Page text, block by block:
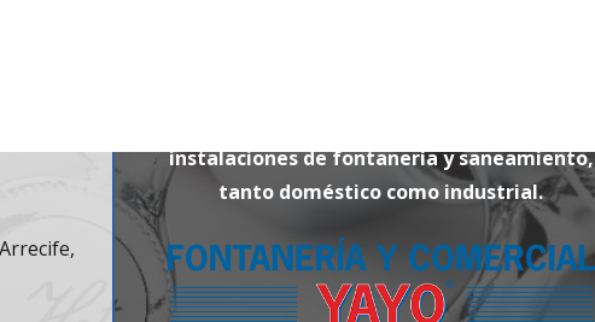
instalaciones de fontanería y saneamiento,
tanto doméstico como industrial.